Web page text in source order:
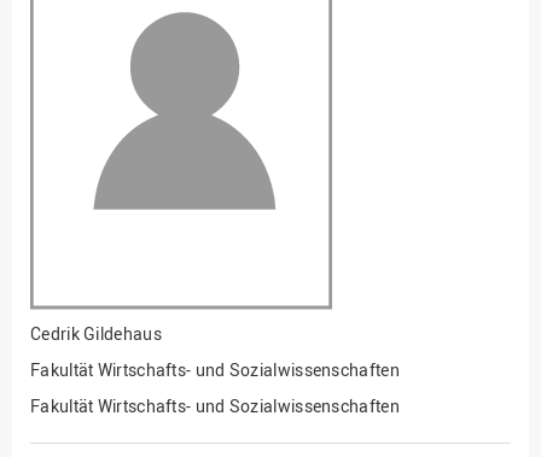
und Informatik
Fakultät Management,
Kultur und Technik
Fakultät Wirtschafts- und
Sozialwissenschaften
Finanzen
Gesellschaftliches
Cedrik Gildehaus
Fakultät Wirtschafts- und Sozialwissenschaften
Fakultät Wirtschafts- und Sozialwissenschaften